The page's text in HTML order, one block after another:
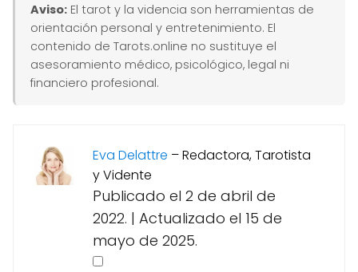
Aviso: El tarot y la videncia son herramientas de
orientación personal y entretenimiento. El
contenido de Tarots.online no sustituye el
asesoramiento médico, psicológico, legal ni
financiero profesional.
Eva Delattre –Redactora, Tarotista
y Vidente
Publicado el 2 de abril de
2022. | Actualizado el 15 de
mayo de 2025.